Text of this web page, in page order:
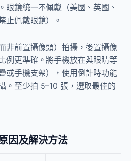
眼鏡統一不佩戴（美國、英國、
止佩戴眼鏡）。
非前置攝像頭）拍攝，後置攝像
例更準確。將手機放在與眼睛等
或手機支架），使用倒計時功能
。至少拍 5–10 張，選取最佳的
因及解決方法